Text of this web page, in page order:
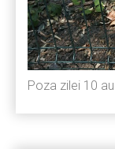
Poza zilei 10